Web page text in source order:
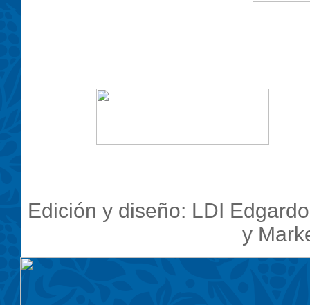
Edición y diseño: LDI
y